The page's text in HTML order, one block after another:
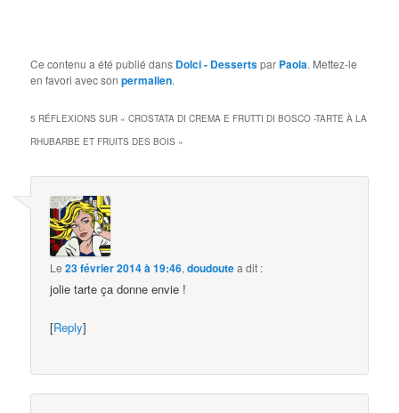
Ce contenu a été publié dans Dolci - Dessertspar Paola. Mettez-le
en favori avec sonpermalien.
5 RÉFLEXIONS SUR «CROSTATA DI CREMA E FRUTTI DI BOSCO -TARTE À LA
RHUBARBE ET FRUITS DES BOIS »
Le23 février 2014 à 19:46,doudoutea dit :
jolie tarte ça donne envie !
[Reply]